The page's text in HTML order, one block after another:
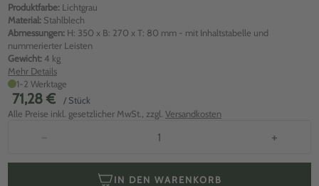
Produktfarbe: Lichtgrau
Material: Stahlblech
Abmessungen: H: 350 x B: 270 x T: 80 mm - mit Inhaltstabelle und
nummerierter Leisten
Gewicht: 4 kg
Mehr Details
1-2 Werktage
71,28 €
/ Stück
Alle Preise inkl. gesetzlicher MwSt., zzgl. Versandkosten
− +
IN DEN WARENKORB